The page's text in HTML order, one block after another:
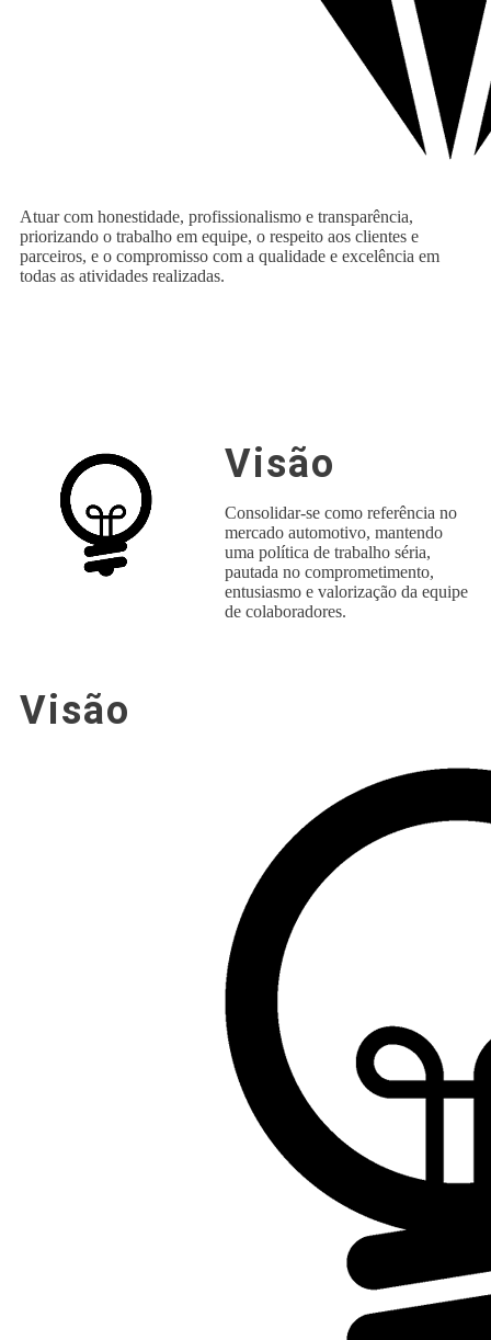
Atuar com honestidade, profissionalismo e transparência,
priorizando o trabalho em equipe, o respeito aos clientes e
parceiros, e o compromisso com a qualidade e excelência em
todas as atividades realizadas.
Visão
Consolidar-se como referência no
mercado automotivo, mantendo
uma política de trabalho séria,
pautada no comprometimento,
entusiasmo e valorização da equipe
de colaboradores.
Visão